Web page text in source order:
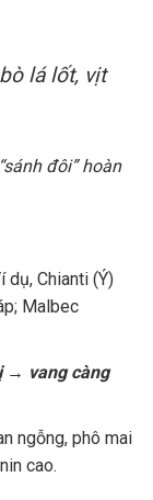
lá lốt, vịt
đôi” hoàn
dụ, Chianti (Ý)
Malbec
→ vang càng
ngỗng, phô mai
cao.